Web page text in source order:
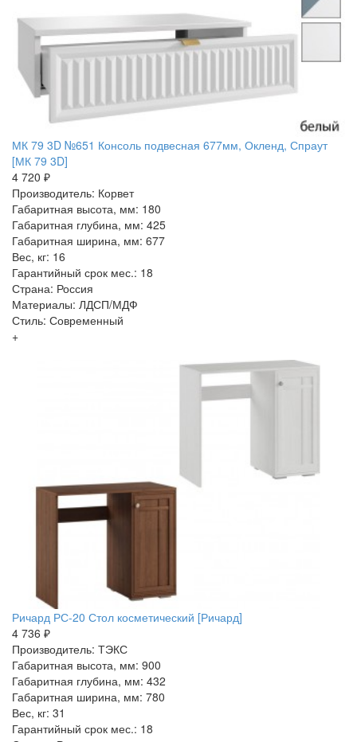
МК 79 3D №651 Консоль подвесная 677мм, Окленд, Спраут
[МК 79 3D]
4 720 ₽
Производитель: Корвет
Габаритная высота, мм: 180
Габаритная глубина, мм: 425
Габаритная ширина, мм: 677
Вес, кг: 16
Гарантийный срок мес.: 18
Страна: Россия
Материалы: ЛДСП/МДФ
Стиль: Современный
+
Ричард РС-20 Стол косметический [Ричард]
4 736 ₽
Производитель: ТЭКС
Габаритная высота, мм: 900
Габаритная глубина, мм: 432
Габаритная ширина, мм: 780
Вес, кг: 31
Гарантийный срок мес.: 18